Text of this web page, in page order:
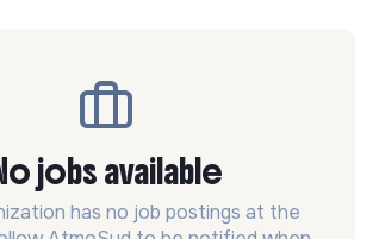
jobs available
has no job postings at the